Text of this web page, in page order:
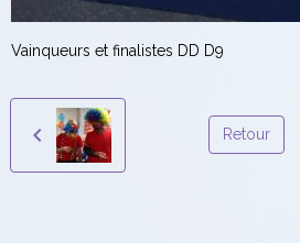
Vainqueurs et finalistes DD D9
Retour